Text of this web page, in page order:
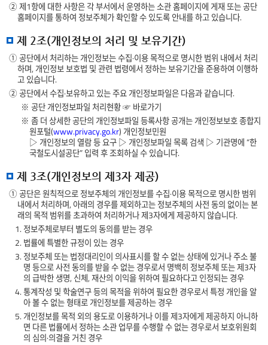
② 제1항에 대한 사항은 각 부서에서 운영하는 소관 홈페이지에 게재 또는 공단
홈페이지를 통하여 정보주체가 확인할 수 있도록 안내를 하고 있습니다.
제 2조(개인정보의 처리 및 보유기간)
① 공단에서 처리하는 개인정보는 수집·이용 목적으로 명시한 범위 내에서 처리
하며, 개인정보 보호법 및 관련 법령에서 정하는 보유기간을 준용하여 이행하
고 있습니다.
② 공단에서 수집·보유하고 있는 주요 개인정보파일은 다음과 같습니다.
※ 공단 개인정보파일 처리현황☞ 바로가기
※ 좀 더 상세한 공단의 개인정보파일 등록사항 공개는 개인정보보호 종합지
원포털(www.privacy.go.kr) 개인정보민원
▷ 개인정보의 열람 등 요구 ▷ 개인정보파일 목록 검색 ▷ 기관명에 “한
국철도시설공단” 입력 후 조회하실 수 있습니다.
제 3조(개인정보의 제3자 제공)
① 공단은 원칙적으로 정보주체의 개인정보를 수집·이용 목적으로 명시한 범위
내에서 처리하며, 아래의 경우를 제외하고는 정보주체의 사전 동의 없이는 본
래의 목적 범위를 초과하여 처리하거나 제3자에게 제공하지 않습니다.
1. 정보주체로부터 별도의 동의를 받는 경우
2. 법률에 특별한 규정이 있는 경우
3. 정보주체 또는 법정대리인이 의사표시를 할 수 없는 상태에 있거나 주소 불
명 등으로 사전 동의를 받을 수 없는 경우로서 명백히 정보주체 또는 제3자
의 급박한 생명, 신체, 재산의 이익을 위하여 필요하다고 인정되는 경우
4. 통계작성 및 학술연구 등의 목적을 위하여 필요한 경우로서 특정 개인을 알
아 볼 수 없는 형태로 개인정보를 제공하는 경우
5. 개인정보를 목적 외의 용도로 이용하거나 이를 제3자에게 제공하지 아니하
면 다른 법률에서 정하는 소관 업무를 수행할 수 없는 경우로서 보호위원회
의 심의·의결을 거친 경우